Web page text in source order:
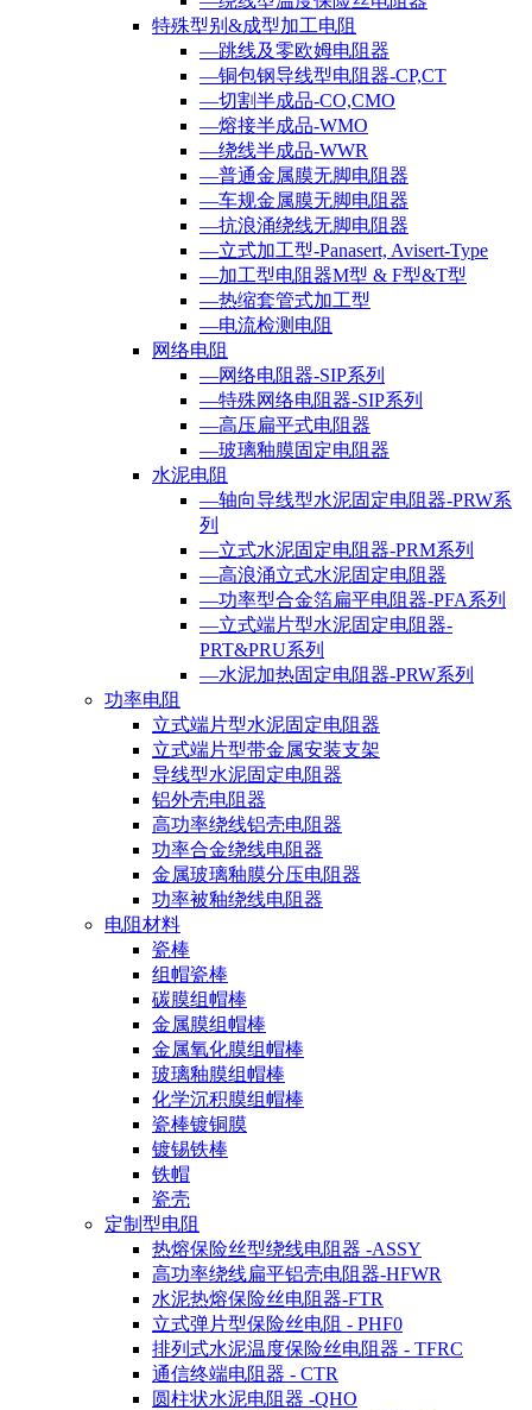
特殊型别&成型加工电阻
—跳线及零欧姆电阻器
—铜包钢导线型电阻器-CP,CT
—切割半成品-CO,CMO
—熔接半成品-WMO
—绕线半成品-WWR
—普通金属膜无脚电阻器
—车规金属膜无脚电阻器
—抗浪涌绕线无脚电阻器
—立式加工型-Panasert, Avisert-Type
—加工型电阻器M型 & F型&T型
—热缩套管式加工型
—电流检测电阻
网络电阻
—网络电阻器-SIP系列
—特殊网络电阻器-SIP系列
—高压扁平式电阻器
—玻璃釉膜固定电阻器
水泥电阻
—轴向导线型水泥固定电阻器-PRW系
列
—立式水泥固定电阻器-PRM系列
—高浪涌立式水泥固定电阻器
—功率型合金箔扁平电阻器-PFA系列
—立式端片型水泥固定电阻器-
PRT&PRU系列
—水泥加热固定电阻器-PRW系列
功率电阻
立式端片型水泥固定电阻器
立式端片型带金属安装支架
导线型水泥固定电阻器
铝外壳电阻器
高功率绕线铝壳电阻器
功率合金绕线电阻器
金属玻璃釉膜分压电阻器
功率被釉绕线电阻器
电阻材料
瓷棒
组帽瓷棒
碳膜组帽棒
金属膜组帽棒
金属氧化膜组帽棒
玻璃釉膜组帽棒
化学沉积膜组帽棒
瓷棒镀铜膜
镀锡铁棒
铁帽
瓷壳
定制型电阻
热熔保险丝型绕线电阻器 -ASSY
高功率绕线扁平铝壳电阻器-HFWR
水泥热熔保险丝电阻器-FTR
立式弹片型保险丝电阻 - PHF0
排列式水泥温度保险丝电阻器 - TFRC
通信终端电阻器 - CTR
圆柱状水泥电阻器 -QHO